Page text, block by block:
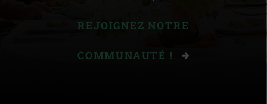
REJOIGNEZ NOTRE
COMMUNAUTÉ !